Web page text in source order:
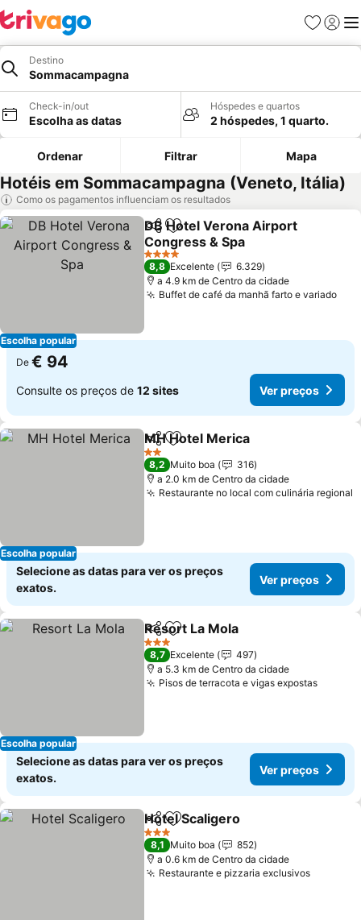
Favoritos
Iniciar
Destino
Sommacampagna
Check-in/out
Escolha as datas
Hóspedes e quartos
2 hóspedes, 1 quarto.
Ordenar Filtrar Mapa
Hotéis em Sommacampagna (Veneto, Itália)
Como os pagamentos influenciam os resultados
Escolha popular
PartilharAdicionar aos favoritos
DB Hotel Verona Airport
Congress & Spa
4 Estrelas
8,8 Excelente
6.329
a 4.9 km de Centro da cidade
Buffet de café da manhã farto e variado
De € 94
Consulte os preços de 12 sites Ver preços
Escolha popular
PartilharAdicionar aos favoritos
MH Hotel Merica
2 Estrelas
8,2 Muito boa
316
a 2.0 km de Centro da cidade
Restaurante no local com culinária regional
Selecione as datas para ver os preços
exatos.
Ver preços
Escolha popular
PartilharAdicionar aos favoritos
Resort La Mola
3 Estrelas
8,7 Excelente
497
a 5.3 km de Centro da cidade
Pisos de terracota e vigas expostas
Selecione as datas para ver os preços
exatos.
Ver preços
PartilharAdicionar aos favoritos
Hotel Scaligero
3 Estrelas
8,1 Muito boa
852
a 0.6 km de Centro da cidade
Restaurante e pizzaria exclusivos